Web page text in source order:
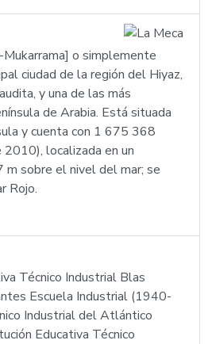
o simplemente
ciudad de la región del Hiyaz,
y una de las más
de Arabia. Está situada
y cuenta con 1 675 368
localizada en un
sobre el nivel del mar; se
Rojo.
Técnico Industrial Blas
Escuela Industrial (1940-
Industrial del Atlántico
Educativa Técnico